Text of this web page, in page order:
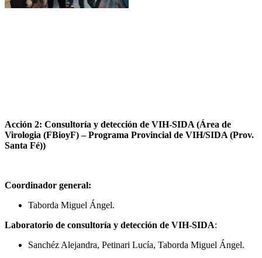
Acción 2: Consultoría y detección de VIH-SIDA (Área de
Virologia (FBioyF) – Programa Provincial de VIH/SIDA (Prov.
Santa Fé))
Coordinador general:
Taborda Miguel Ángel.
Laboratorio de consultoría y detección de VIH-SIDA:
Sanchéz Alejandra, Petinari Lucía, Taborda Miguel Ángel.